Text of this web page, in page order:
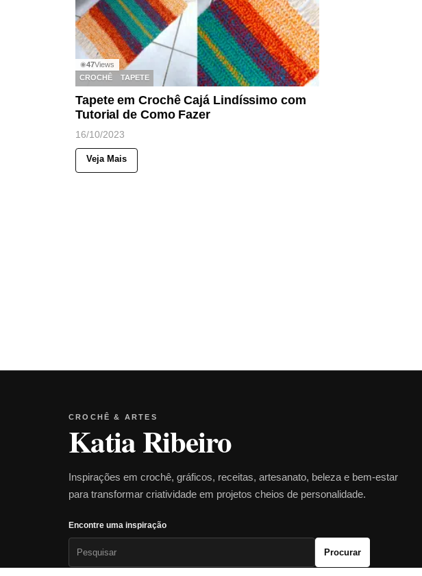
◉47Views
CROCHÊ
TAPETE
Tapete em Crochê Cajá Lindíssimo com
Tutorial de Como Fazer
16/10/2023
Veja Mais
CROCHÊ & ARTES
Katia Ribeiro
Inspirações em crochê, gráficos, receitas, artesanato, beleza e bem-estar
para transformar criatividade em projetos cheios de personalidade.
Encontre uma inspiração
Procurar